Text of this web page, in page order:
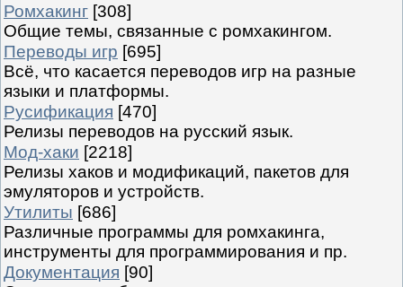
Ромхакинг [308]
Общие темы, связанные с ромхакингом.
Переводы игр [695]
Всё, что касается переводов игр на разные
языки и платформы.
Русификация [470]
Релизы переводов на русский язык.
Мод-хаки [2218]
Релизы хаков и модификаций, пакетов для
эмуляторов и устройств.
Утилиты [686]
Различные программы для ромхакинга,
инструменты для программирования и пр.
Документация [90]